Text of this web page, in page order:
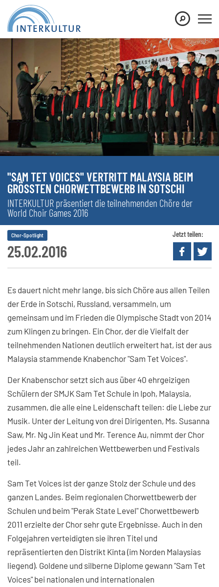
"SAM TET VOICES" VERTRITT MALAYSIA BEIM
GRÖSSTEN CHORWETTBEWERB IN SOTSCHI
INTERKULTUR präsentiert die teilnehmenden Chöre der
World Choir Games 2016
25.02.2016
Chor-Spotlight Jetzt teilen:
Es dauert nicht mehr lange, bis sich Chöre aus allen Teilen
der Erde in Sotschi, Russland, versammeln, um
gemeinsam und im Frieden die Olympische Stadt von 2014
zum Klingen zu bringen. Ein Chor, der die Vielfalt der
teilnehmenden Nationen deutlich erweitert hat, ist der aus
Malaysia stammende Knabenchor "Sam Tet Voices".
Der Knabenschor setzt sich aus über 40 ehrgeizigen
Schülern der SMJK Sam Tet Schule in Ipoh, Malaysia,
zusammen, die alle eine Leidenschaft teilen: die Liebe zur
Musik. Unter der Leitung von drei Dirigenten, Ms. Susanna
Saw, Mr. Ng Jin Keat und Mr. Terence Au, nimmt der Chor
jedes Jahr an zahlreichen Wettbewerben und Festivals
teil.
Sam Tet Voices ist der ganze Stolz der Schule und des
ganzen Landes. Beim regionalen Chorwettbewerb der
Schulen und beim "Perak State Level" Chorwettbewerb
2011 erzielte der Chor sehr gute Ergebnisse. Auch in den
Folgejahren verteidigten sie ihren Titel und
repräsentierten den Distrikt Kinta (im Norden Malaysias
liegend). Goldene und silberne Diplome gewann "Sam Tet
Voices" bei nationalen und internationalen